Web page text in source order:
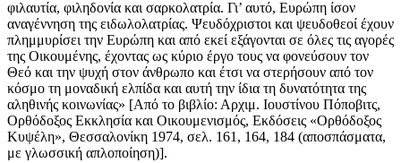
φιλαυτία, φιληδονία και σαρκολατρία. Γι’ αυτό, Ευρώπη ίσον
αναγέννηση της ειδωλολατρίας. Ψευδόχριστοι και ψευδοθεοί έχουν
πλημμυρίσει την Ευρώπη και από εκεί εξάγονται σε όλες τις αγορές
της Οικουμένης, έχοντας ως κύριο έργο τους να φονεύσουν τον
Θεό και την ψυχή στον άνθρωπο και έτσι να στερήσουν από τον
κόσμο τη μοναδική ελπίδα και αυτή την ίδια τη δυνατότητα της
αληθινής κοινωνίας» [Από το βιβλίο: Αρχιμ. Ιουστίνου Πόποβιτς,
Ορθόδοξος Εκκλησία και Οικουμενισμός, Εκδόσεις «Ορθόδοξος
Κυψέλη», Θεσσαλονίκη 1974, σελ. 161, 164, 184 (αποσπάσματα,
με γλωσσική απλοποίηση)].